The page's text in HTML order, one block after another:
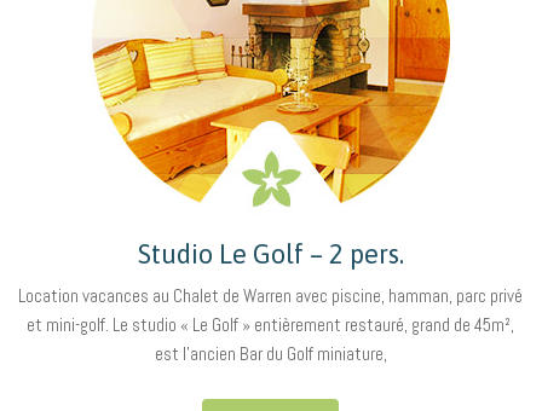
Studio Le Golf – 2 pers.
Location vacances au Chalet de Warren avec piscine, hamman, parc privé
et mini-golf. Le studio « Le Golf » entièrement restauré, grand de 45m²,
est l’ancien Bar du Golf miniature,